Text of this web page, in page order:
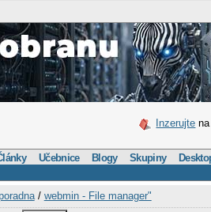
Inzerujte
Učebnice Blogy Skupiny
/ webmin - File manager"